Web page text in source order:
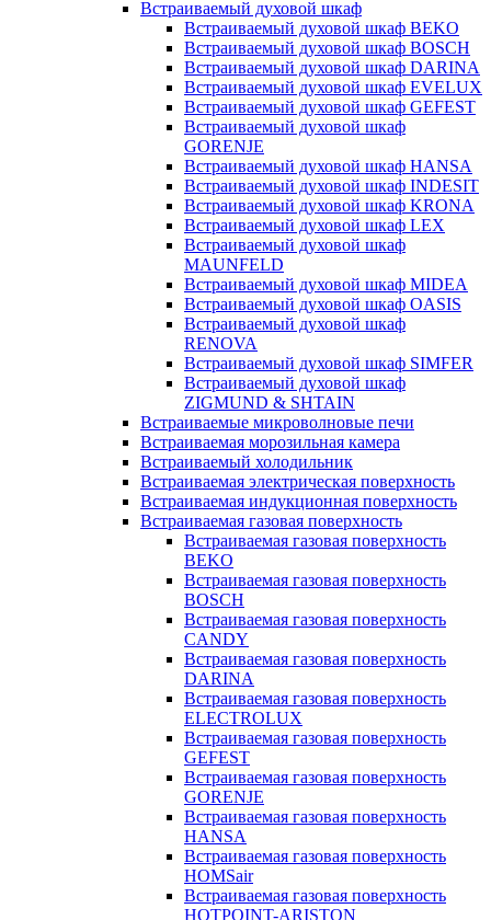
Встраиваемый духовой шкаф
Встраиваемый духовой шкаф BEKO
Встраиваемый духовой шкаф BOSCH
Встраиваемый духовой шкаф DARINA
Встраиваемый духовой шкаф EVELUX
Встраиваемый духовой шкаф GEFEST
Встраиваемый духовой шкаф
GORENJE
Встраиваемый духовой шкаф HANSA
Встраиваемый духовой шкаф INDESIT
Встраиваемый духовой шкаф KRONA
Встраиваемый духовой шкаф LEX
Встраиваемый духовой шкаф
MAUNFELD
Встраиваемый духовой шкаф MIDEA
Встраиваемый духовой шкаф OASIS
Встраиваемый духовой шкаф
RENOVA
Встраиваемый духовой шкаф SIMFER
Встраиваемый духовой шкаф
ZIGMUND & SHTAIN
Встраиваемые микроволновые печи
Встраиваемая морозильная камера
Встраиваемый холодильник
Встраиваемая электрическая поверхность
Встраиваемая индукционная поверхность
Встраиваемая газовая поверхность
Встраиваемая газовая поверхность
BEKO
Встраиваемая газовая поверхность
BOSCH
Встраиваемая газовая поверхность
CANDY
Встраиваемая газовая поверхность
DARINA
Встраиваемая газовая поверхность
ELECTROLUX
Встраиваемая газовая поверхность
GEFEST
Встраиваемая газовая поверхность
GORENJE
Встраиваемая газовая поверхность
HANSA
Встраиваемая газовая поверхность
HOMSair
Встраиваемая газовая поверхность
HOTPOINT-ARISTON